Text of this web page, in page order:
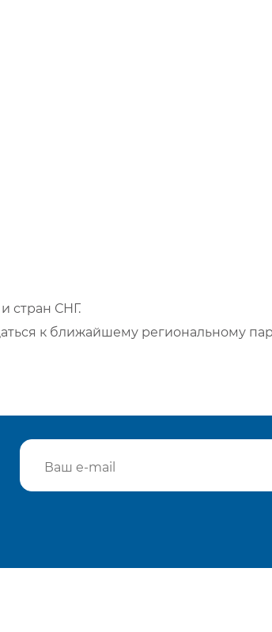
стран СНГ.
к ближайшему региональному